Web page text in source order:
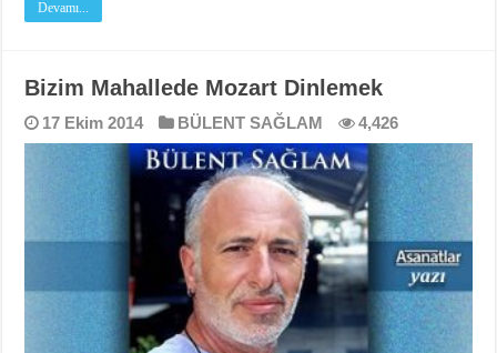
Devamı...
Bizim Mahallede Mozart Dinlemek
17 Ekim 2014 BÜLENT SAĞLAM 4,426